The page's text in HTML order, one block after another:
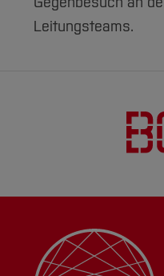
Leitungsteams.